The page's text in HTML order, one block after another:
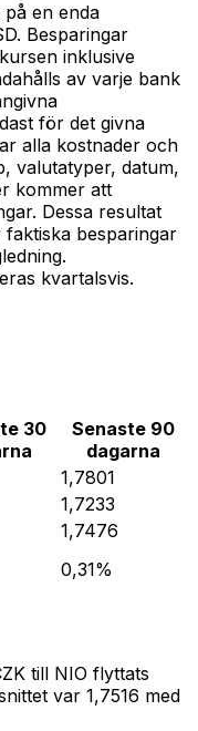
en enda
Besparingar
inklusive
av varje bank
för det givna
alla kostnader och
valutatyper, datum,
kommer att
Dessa resultat
besparingar
kvartalsvis.
30
Senaste 90
dagarna
1,7801
1,7233
1,7476
0,31%
till NIO flyttats
var 1,7516 med